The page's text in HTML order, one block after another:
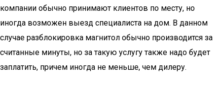
компании обычно принимают клиентов по месту, но
иногда возможен выезд специалиста на дом. В данном
случае разблокировка магнитол обычно производится за
считанные минуты, но за такую услугу также надо будет
заплатить, причем иногда не меньше, чем дилеру.